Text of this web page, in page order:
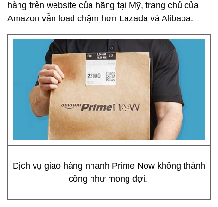
hàng trên website của hãng tại Mỹ, trang chủ của
Amazon vẫn load chậm hơn Lazada và Alibaba.
Dịch vụ giao hàng nhanh Prime Now không thành
công như mong đợi.